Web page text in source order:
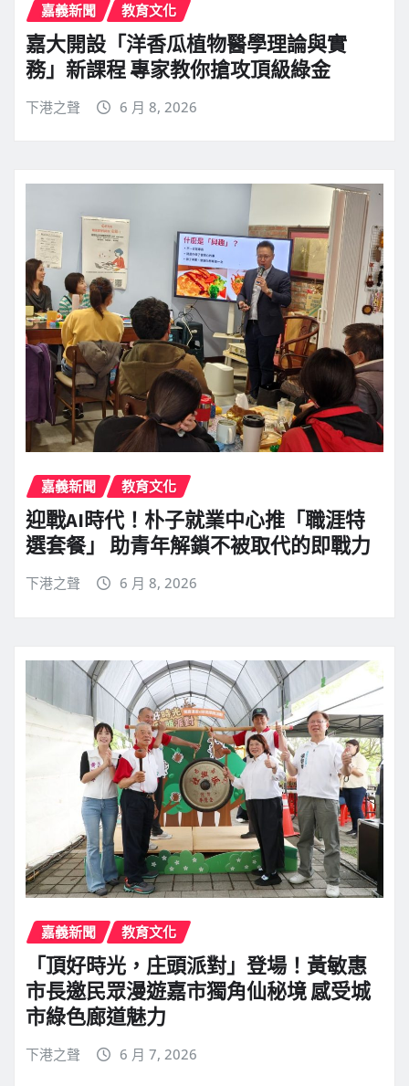
嘉義新聞 教育文化
嘉大開設「洋香瓜植物醫學理論與實
務」新課程 專家教你搶攻頂級綠金
下港之聲 6 月 8, 2026
嘉義新聞 教育文化
迎戰AI時代！朴子就業中心推「職涯特
選套餐」 助青年解鎖不被取代的即戰力
下港之聲 6 月 8, 2026
嘉義新聞 教育文化
「頂好時光，庄頭派對」登場！黃敏惠
市長邀民眾漫遊嘉市獨角仙秘境 感受城
市綠色廊道魅力
下港之聲 6 月 7, 2026